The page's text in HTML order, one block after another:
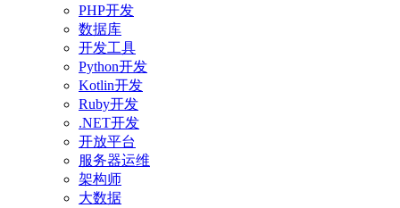
PHP开发
数据库
开发工具
Python开发
Kotlin开发
Ruby开发
.NET开发
开放平台
服务器运维
架构师
大数据